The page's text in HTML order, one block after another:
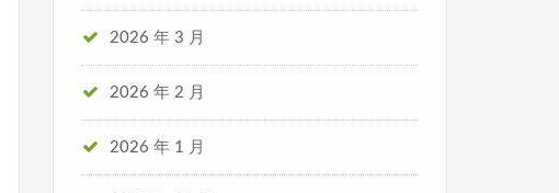
2026 年 3 月
2026 年 2 月
2026 年 1 月